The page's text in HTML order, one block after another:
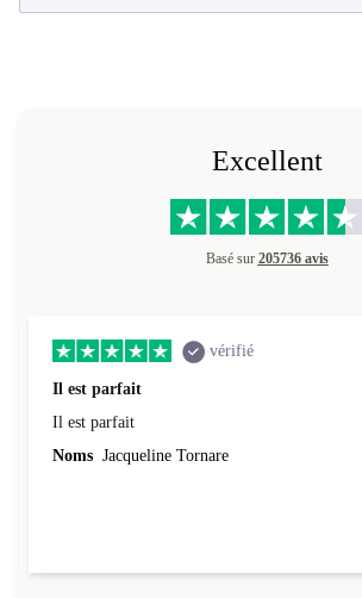
Excellent
Basé sur 205736 avis
vérifié
Il est parfait
Il est parfait
Noms Jacqueline Tornare